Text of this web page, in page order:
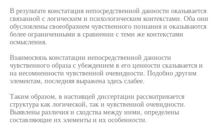
В результате констатация непосредственной данности оказывается
связанной с логическим и психологическим контекстами. Оба они
обусловлены своеобразием чувственного познания и оказываются
более ограниченными в сравнении с теми же контекстами
осмысления.
Взаимосвязь констатации непосредственной данности
чувственного образа с убеждением в его ценности сказывается и
на несомненности чувственной очевидности. Подобно другим
элементам, последняя выражена здесь слабее.
Таким образом, в настоящей диссертации рассматривается
структура как логической, так и чувственной очевидности.
Выявлены различия и сходства между ними, определены
составляющие их элементы и их особенности.